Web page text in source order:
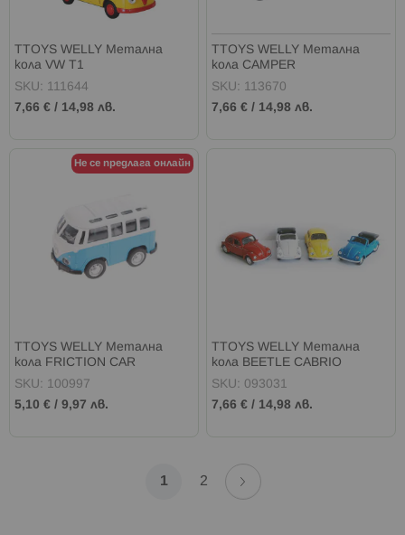
TTOYS WELLY Метална
кола VW T1
SKU: 111644
7,66 € / 14,98 лв.
TTOYS WELLY Метална
кола CAMPER
SKU: 113670
7,66 € / 14,98 лв.
Не се предлага онлайн
TTOYS WELLY Метална
кола FRICTION CAR
SKU: 100997
5,10 € / 9,97 лв.
TTOYS WELLY Метална
кола BEETLE CABRIO
SKU: 093031
7,66 € / 14,98 лв.
Страница
В1 Страница
2
Страница
Напред